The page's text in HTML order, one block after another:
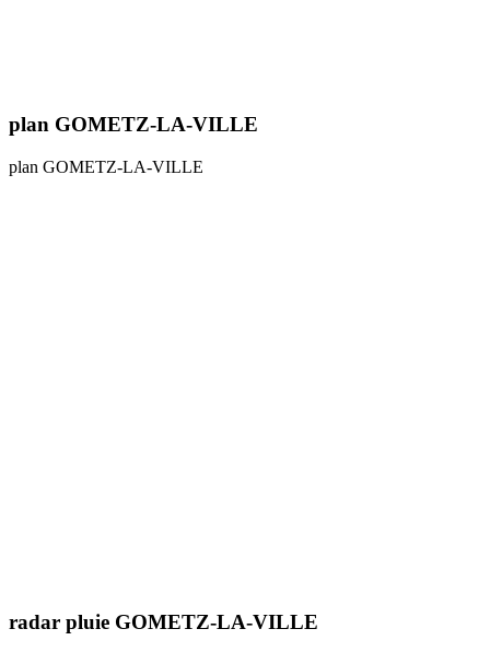
plan GOMETZ-LA-VILLE
plan GOMETZ-LA-VILLE
radar pluie GOMETZ-LA-VILLE